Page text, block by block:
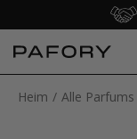
Heim Alle Parfums